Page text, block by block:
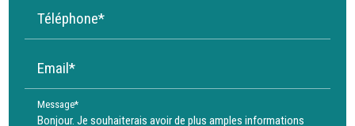
Téléphone*
Email*
Message*